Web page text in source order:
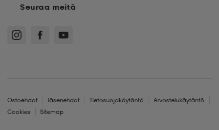
Seuraa meitä
Ostoehdot Jäsenehdot Tietosuojakäytäntö
Arvostelukäytäntö
Cookies
Sitemap